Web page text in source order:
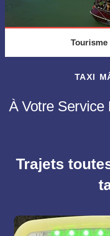
Tourisme
TAXI
À Votre Service
Trajets